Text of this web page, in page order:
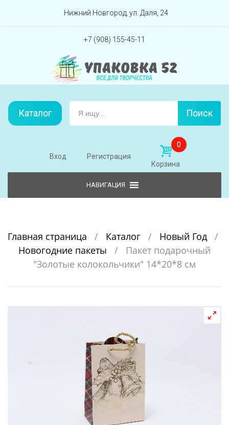
Перейти вниз
Нижний Новгород, ул. Даля, 24
+7 (908) 155-45-11
Каталог Поиск
Вход Регистрация
0
Корзина
Главная страница / Каталог / Новый Год
/
Новогодние пакеты
/
Пакет подарочный
"Золотые колокольчики" 14*20*8 см